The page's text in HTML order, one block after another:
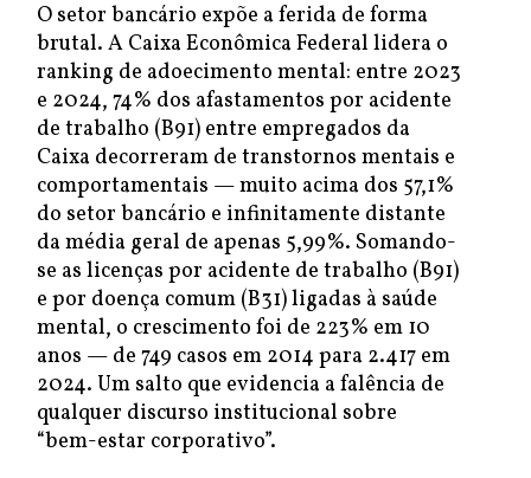
O setor bancário expõe a ferida de forma
brutal. A Caixa Econômica Federal lidera o
ranking de adoecimento mental: entre 2023
e 2024, 74% dos afastamentos por acidente
de trabalho (B91) entre empregados da
Caixa decorreram de transtornos mentais e
comportamentais — muito acima dos 57,1%
do setor bancário e infinitamente distante
da média geral de apenas 5,99%. Somando-
se as licenças por acidente de trabalho (B91)
e por doença comum (B31) ligadas à saúde
mental, o crescimento foi de 223% em 10
anos — de 749 casos em 2014 para 2.417 em
2024. Um salto que evidencia a falência de
qualquer discurso institucional sobre
“bem-estar corporativo”.